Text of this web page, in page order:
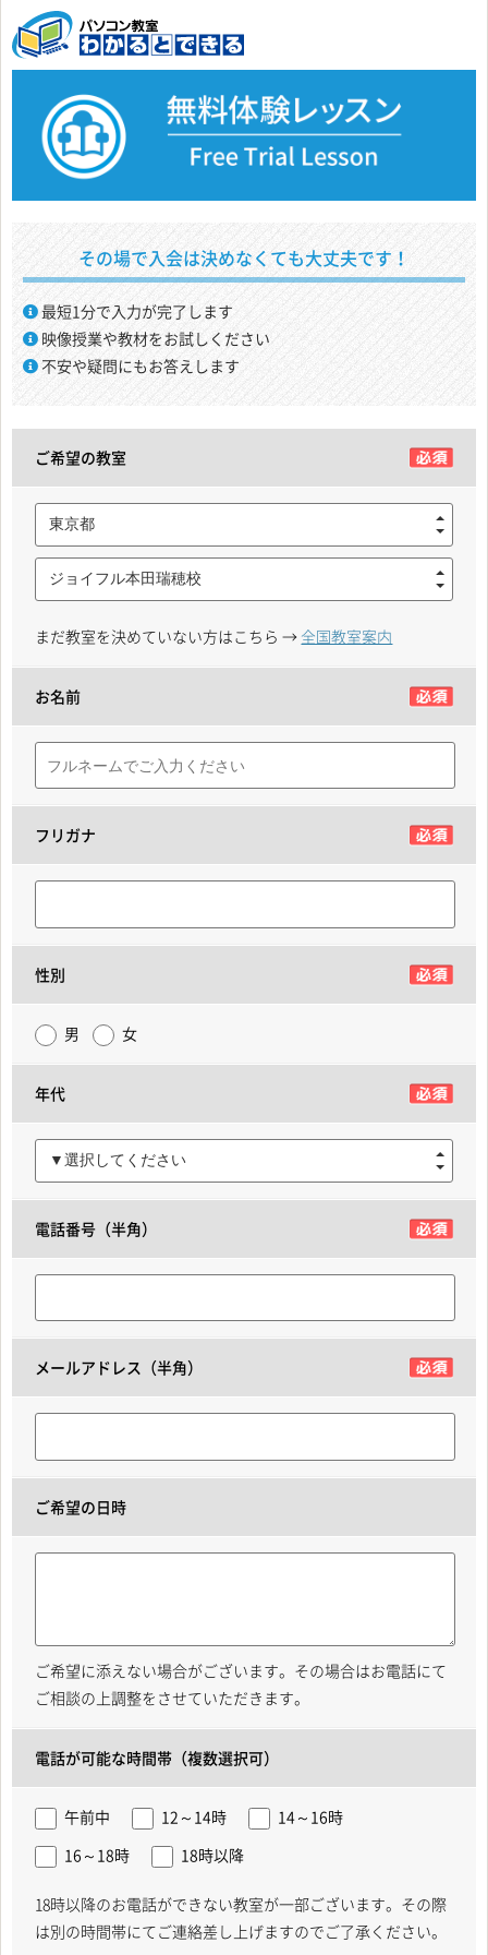
その場で入会は決めなくても大丈夫です！
最短1分で入力が完了します
映像授業や教材をお試しください
不安や疑問にもお答えします
ご希望の教室
東京都
ジョイフル本田瑞穂校
まだ教室を決めていない方はこちら → 全国教室案内
お名前
フリガナ
性別
男 女
年代
▼選択してください
電話番号（半角）
メールアドレス（半角）
ご希望の日時
ご希望に添えない場合がございます。その場合はお電話にて
ご相談の上調整をさせていただきます。
電話が可能な時間帯（複数選択可）
午前中 12～14時
14～16時
16～18時
18時以降
18時以降のお電話ができない教室が一部ございます。その際
は別の時間帯にてご連絡差し上げますのでご了承ください。